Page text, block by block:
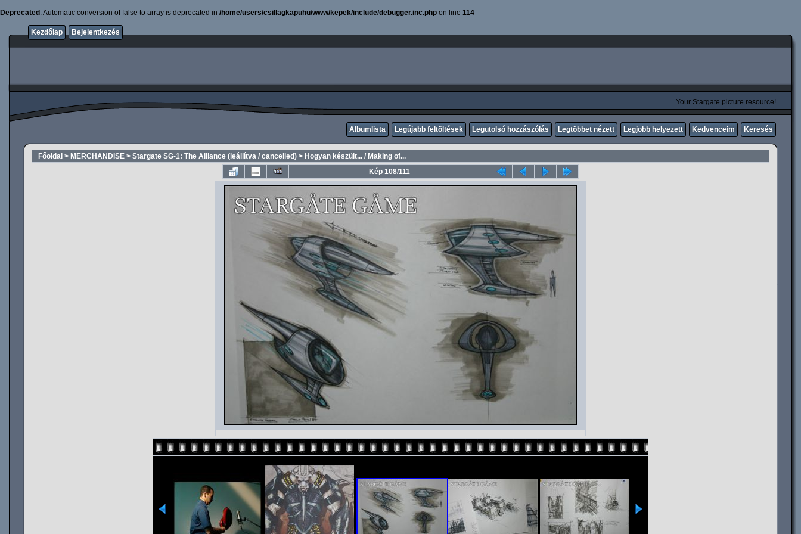
Deprecated : Automatic conversion of false to array is deprecated in /home/users/csillagkapuhu/www/kepek/include/debugger.inc.php on line 114
Kezdőlap Bejelentkezés
Your Stargate picture resource!
Albumlista Legújabb feltöltések Legutolsó hozzászólás Legtöbbet nézett Legjobb helyezett Kedvenceim Keresés
Főoldal > MERCHANDISE > Stargate SG-1: The Alliance (leállítva / cancelled) > Hogyan készült... / Making of...
Kép 108/111